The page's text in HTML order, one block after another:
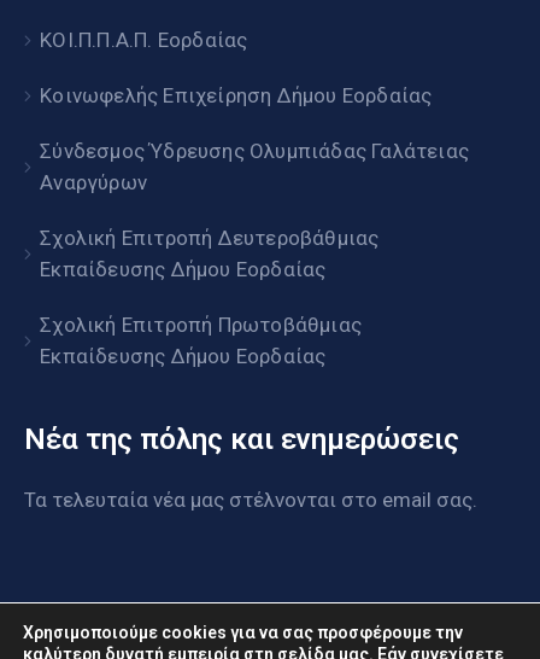
ΚΟΙ.Π.Π.Α.Π. Εορδαίας
Κοινωφελής Επιχείρηση Δήμου Εορδαίας
Σύνδεσμος Ύδρευσης Ολυμπιάδας Γαλάτειας
Αναργύρων
Σχολική Επιτροπή Δευτεροβάθμιας
Εκπαίδευσης Δήμου Εορδαίας
Σχολική Επιτροπή Πρωτοβάθμιας
Εκπαίδευσης Δήμου Εορδαίας
Νέα της πόλης και ενημερώσεις
Τα τελευταία νέα μας στέλνονται στο email σας.
Χρησιμοποιούμε cookies για να σας προσφέρουμε την
καλύτερη δυνατή εμπειρία στη σελίδα μας. Εάν συνεχίσετε